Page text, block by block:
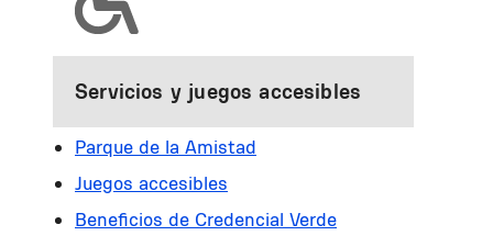
Servicios y juegos accesibles
Parque de la Amistad
Juegos accesibles
Beneficios de Credencial Verde